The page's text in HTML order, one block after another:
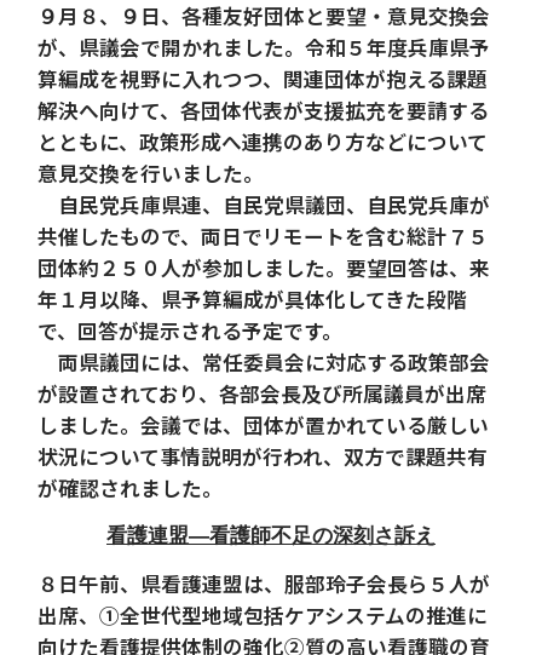
９月８、９日、各種友好団体と要望・意見交換会
が、県議会で開かれました。令和５年度兵庫県予
算編成を視野に入れつつ、関連団体が抱える課題
解決へ向けて、各団体代表が支援拡充を要請する
とともに、政策形成へ連携のあり方などについて
意見交換を行いました。
自民党兵庫県連、自民党県議団、自民党兵庫が
共催したもので、両日でリモートを含む総計７５
団体約２５０人が参加しました。要望回答は、来
年１月以降、県予算編成が具体化してきた段階
で、回答が提示される予定です。
両県議団には、常任委員会に対応する政策部会
が設置されており、各部会長及び所属議員が出席
しました。会議では、団体が置かれている厳しい
状況について事情説明が行われ、双方で課題共有
が確認されました。
看護連盟―看護師不足の深刻さ訴え
８日午前、県看護連盟は、服部玲子会長ら５人が
出席、①全世代型地域包括ケアシステムの推進に
向けた看護提供体制の強化②質の高い看護職の育